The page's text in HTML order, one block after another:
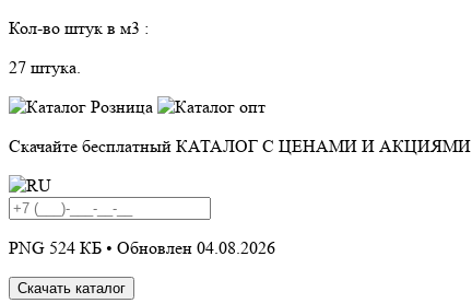
Кол-во штук в м3 :
27 штука.
Скачайте бесплатный КАТАЛОГ С ЦЕНАМИ И АКЦИЯМИ
PNG 524 КБ • Обновлен 04.08.2026
Скачать каталог